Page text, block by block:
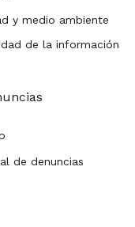
y medio ambiente
de la información
de denuncias